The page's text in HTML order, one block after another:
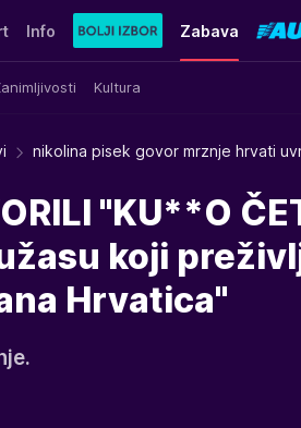
Info Zabava
Kultura
nikolina pisek govor mrznje hrvati
"KU**O
koji
Hrvatica"